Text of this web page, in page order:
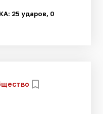
25 ударов, 0